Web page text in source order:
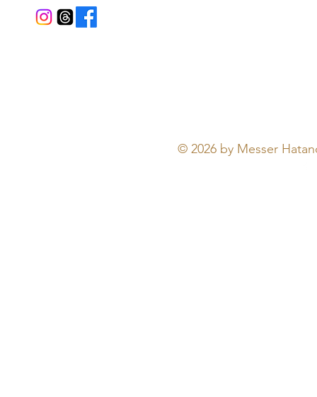
© 2026 by Messer